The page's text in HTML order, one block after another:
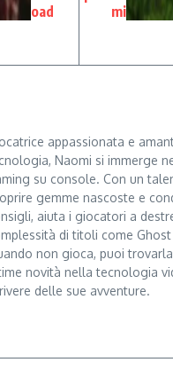
oad
mi
appassionata e
Naomi si immerge
su console. Con un
gemme nascoste e
aiuta i giocatori a
di titoli come
non gioca, puoi
novità nella tecnologia
delle sue avventure.